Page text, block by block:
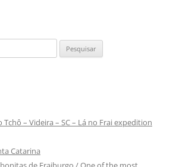
– Videira – SC – Lá no Frai expedition
Catarina